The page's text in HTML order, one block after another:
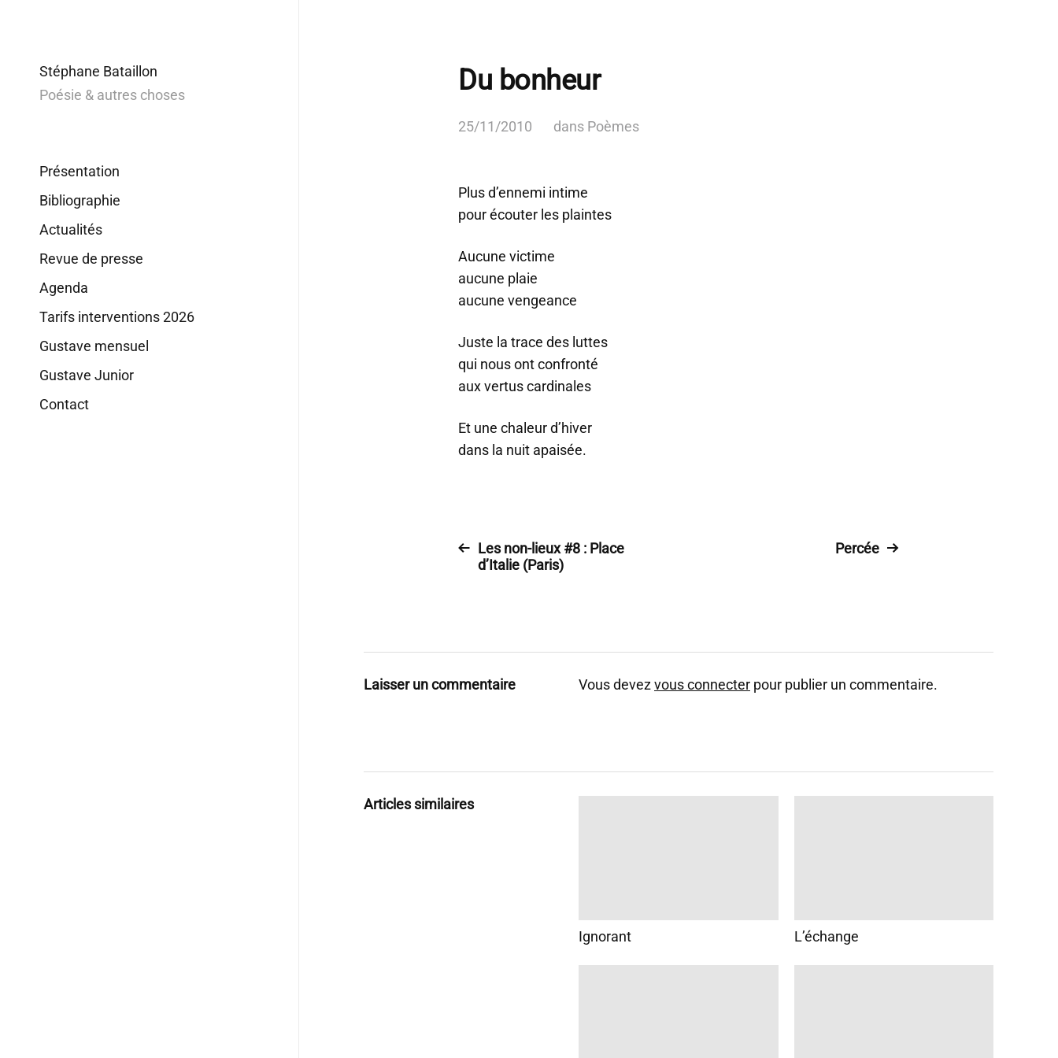
Stéphane Bataillon
Poésie & autres choses
Présentation
Bibliographie
Actualités
Revue de presse
Agenda
Tarifs interventions 2026
Gustave mensuel
Gustave Junior
Contact
Du bonheur
25/11/2010 dans Poèmes
Plus d’ennemi intime
pour écouter les plaintes
Aucune victime
aucune plaie
aucune vengeance
Juste la trace des luttes
qui nous ont confronté
aux vertus cardinales
Et une chaleur d’hiver
dans la nuit apaisée.
Les non-lieux #8 : Place
d’Italie (Paris)
Percée
Laisser un commentaire Vous devezvous connecter pour publier un commentaire.
Articles similaires
Ignorant L’échange